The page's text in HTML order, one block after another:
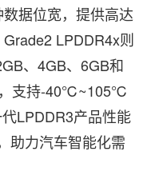
据位宽，提供高达
LPDDR4x则
、4GB、6GB和
，支持-40℃~105℃
LPDDR3产品性能
助力汽车智能化需